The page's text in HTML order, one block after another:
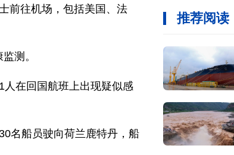
前往机场，包括美国、法
测。
在回国航班上出现疑似感
名船员驶向荷兰鹿特丹，船